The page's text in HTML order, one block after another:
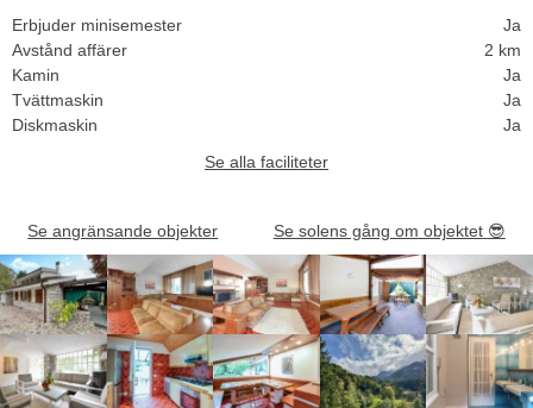
Erbjuder minisemester
Ja
Avstånd affärer
2 km
Kamin
Ja
Tvättmaskin
Ja
Diskmaskin
Ja
Se alla faciliteter
Se angränsande objekter Se solens gång om objektet 😎